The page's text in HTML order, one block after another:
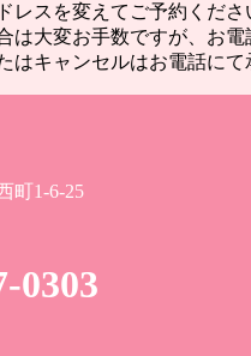
レスを変えてご予約くださ
は大変お手数ですが、お
はキャンセルはお電話にて
町1-6-25
0303